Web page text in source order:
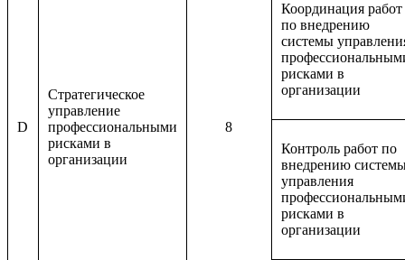
D
Стратегическое
управление
профессиональными
рисками в
организации
8
Координация работ
по внедрению
системы
рисками в
организации
Контроль работ по
внедрению
управления
рисками в
организации